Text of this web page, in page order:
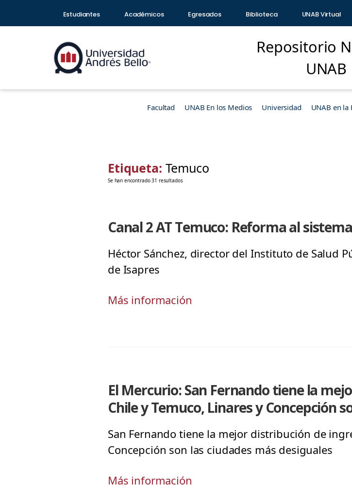
Estudiantes Académicos Egresados Biblioteca UNAB Virtual
Repositorio
UNAB
Facultad UNAB En los Medios Universidad UNAB en la
Etiqueta: Temuco
Se han encontrado 31 resultados
Canal 2 AT Temuco: Reforma al
Héctor Sánchez, director del Instituto de Salud
de Isapres
Más información
El Mercurio: San Fernando tiene la
Chile y Temuco, Linares y Concepción
San Fernando tiene la mejor distribución de
Concepción son las ciudades más desiguales
Más información